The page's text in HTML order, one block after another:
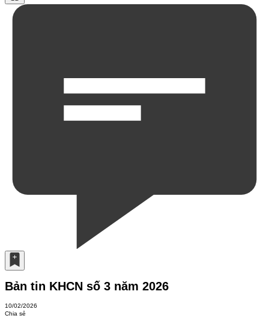
Bản tin KHCN số 3 năm 2026
10/02/2026
Chia sẻ